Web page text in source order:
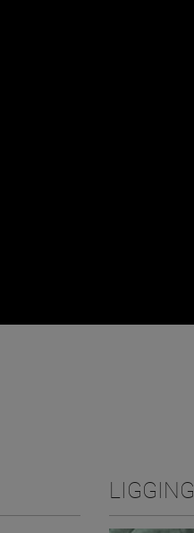
LIGGING